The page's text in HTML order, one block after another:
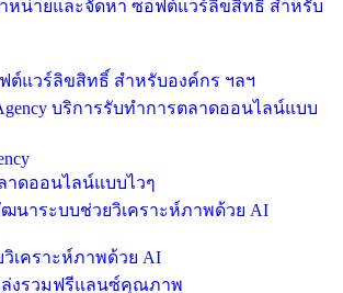
ต์แวร์ลิขสิทธิ์ สำหรับองค์กร ฯลฯ
าดออนไลน์แบบไวๆ
เคราะห์ภาพด้วย AI